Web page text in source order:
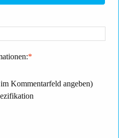
*
Kommentarfeld angeben)